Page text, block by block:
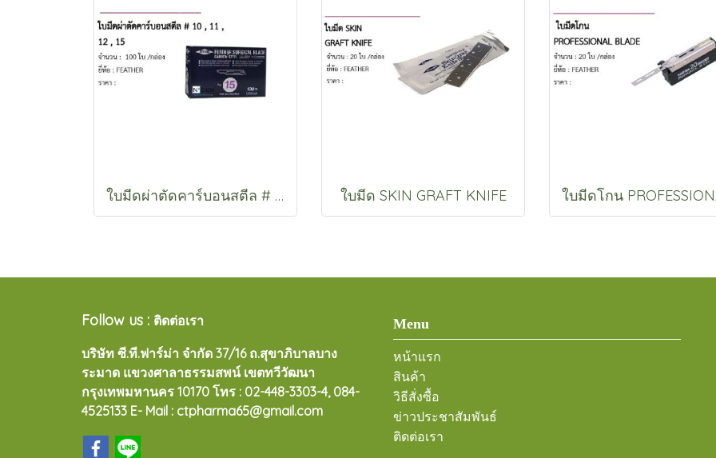
ใบมีดผ่าตัดคาร์บอนสตีล # 10 , 11 , 12 , 15 ใบมีด SKIN GRAFT KNIFE
Follow us : ติดต่อเรา
บริษัท ซี.ที.ฟาร์ม่า จำกัด 37/16 ถ.สุขาภิบาลบาง
ระมาด แขวงศาลาธรรมสพน์ เขตทวีวัฒนา
กรุงเทพมหานคร 10170 โทร : 02-448-3303-4, 084-
4525133 E- Mail : ctpharma65@gmail.com
Menu
หน้าแรก
สินค้า
วิธีสั่งซื้อ
ข่าวประชาสัมพันธ์
ติดต่อเรา